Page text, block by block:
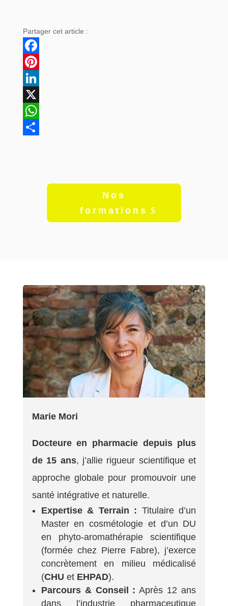
Partager cet article :
Facebook
Pinterest
LinkedIn
X
WhatsApp
Nos
formations
Marie Mori
Docteure en pharmacie depuis plus
de 15 ans, j’allie rigueur scientifique et
approche globale pour promouvoir une
santé intégrative et naturelle.
Expertise & Terrain : Titulaire d’un
Master en cosmétologie et d’un DU
en phyto-aromathérapie scientifique
(formée chez Pierre Fabre), j’exerce
concrètement en milieu médicalisé
(CHU et EHPAD).
Parcours & Conseil : Après 12 ans
dans l’industrie pharmaceutique